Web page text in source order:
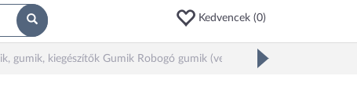
Kedvencek (0)
gumik, kiegészítők Gumik Robogó gumik (verseny)